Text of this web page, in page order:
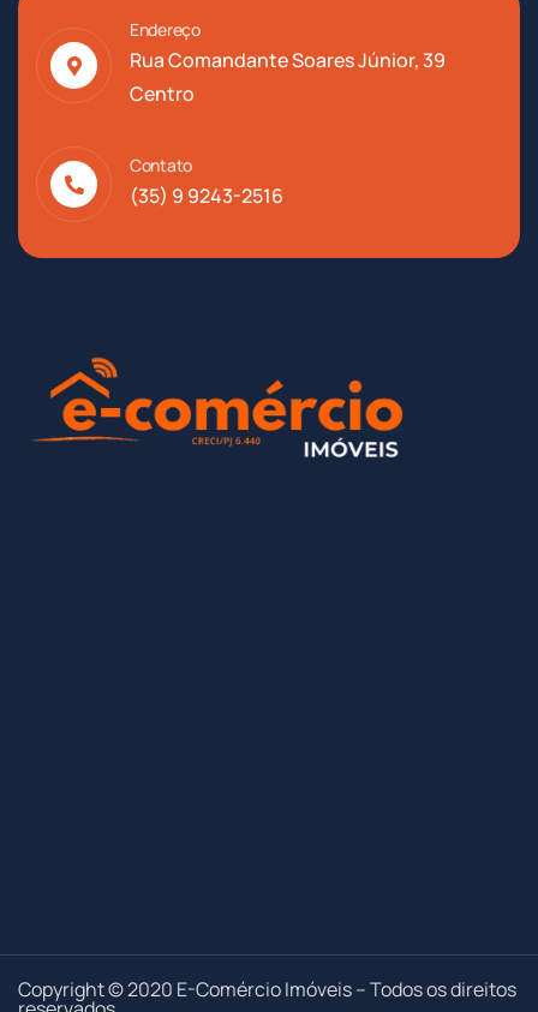
Endereço
Rua Comandante Soares Júnior, 39
Centro
Contato
(35) 9 9243-2516
Copyright © 2020 E-Comércio Imóveis – Todos os direitos